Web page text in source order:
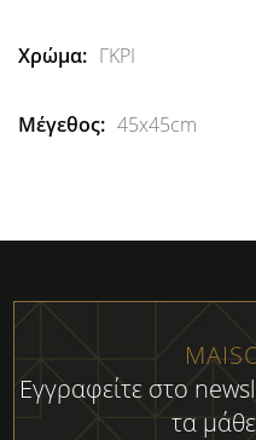
ΓΚΡΙ
45x45cm
Εγγραφείτε στο
τα